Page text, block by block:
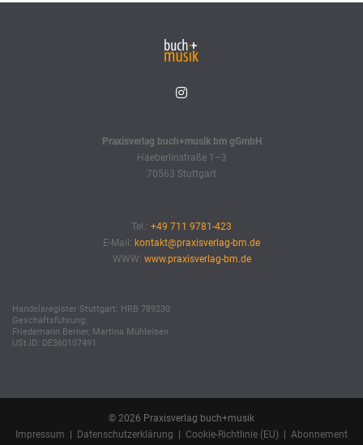
Praxisverlag buch+musik bm gGmbH
Haeberlinstraße 1–3
70563 Stuttgart
Tel.: +49 711 9781-423
E-Mail: kontakt@praxisverlag-bm.de
WWW: www.praxisverlag-bm.de
Handelsregister Stuttgart: HRB 789230
Geschäftsführung:
Friedemann Berner, Martina Mühleisen
USt.ID: DE360107491
© 2026 Praxisverlag buch+musik
Impressum
Datenschutzerklärung Cookie-Richtlinie (EU)
Abonnement